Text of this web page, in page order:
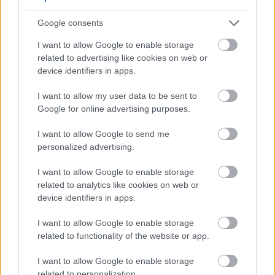
Google consents
I want to allow Google to enable storage
related to advertising like cookies on web or
device identifiers in apps.
I want to allow my user data to be sent to
Google for online advertising purposes.
I want to allow Google to send me
personalized advertising.
I want to allow Google to enable storage
related to analytics like cookies on web or
device identifiers in apps.
I want to allow Google to enable storage
related to functionality of the website or app.
I want to allow Google to enable storage
Oaxaca minden nyomozásom alapján Mexikó
legjobb gasztronómiáját tartogatja az utazó
szerethető város. A hagyományostól a modernig
megmutatom a kedvenceket.